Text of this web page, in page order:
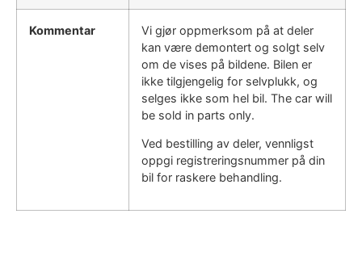
Kommentar
Vi gjør oppmerksom på at deler
kan være demontert og solgt selv
om de vises på bildene. Bilen er
ikke tilgjengelig for selvplukk, og
selges ikke som hel bil. The car will
be sold in parts only.
Ved bestilling av deler, vennligst
oppgi registreringsnummer på din
bil for raskere behandling.